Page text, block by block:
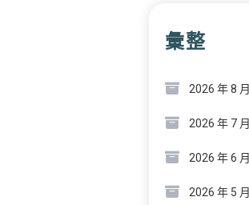
彙整
2026 年 8 月
2026 年 7 月
2026 年 6 月
2026 年 5 月